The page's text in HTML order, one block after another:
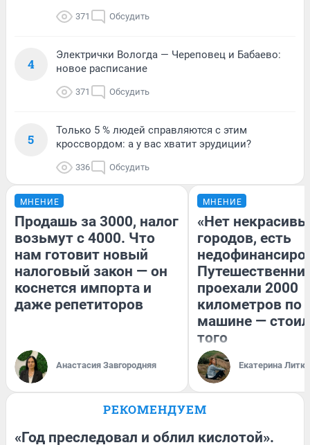
371 Обсудить
4
Электрички Вологда — Череповец и Бабаево:
новое расписание
371 Обсудить
5
Только 5 % людей справляются с этим
кроссвордом: а у вас хватит эрудиции?
336 Обсудить
МНЕНИЕ
Продашь за 3000, налог
возьмут с 4000. Что
нам готовит новый
налоговый закон — он
коснется импорта и
даже репетиторов
Анастасия Завгородняя
МНЕНИЕ
«Нет
городов, есть
проехали 2000
километров по
машине —
того
Екатерина
РЕКОМЕНДУЕМ
«Год преследовал и облил кислотой».